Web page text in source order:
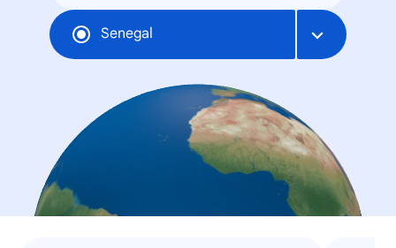
Senegal